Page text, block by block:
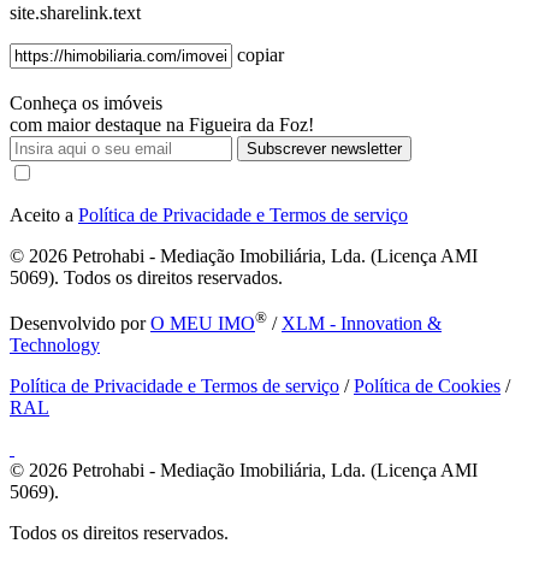
site.sharelink.text
copiar
Conheça os imóveis
com maior destaque na Figueira da Foz!
Subscrever newsletter
Aceito a Política de Privacidade e Termos de serviço
© 2026 Petrohabi - Mediação Imobiliária, Lda. (Licença AMI
5069). Todos os direitos reservados.
Desenvolvido porO MEU IMO® / XLM - Innovation &
Technology
Política de Privacidade e Termos de serviço /Política de Cookies /
RAL
© 2026 Petrohabi - Mediação Imobiliária, Lda. (Licença AMI
5069).
Todos os direitos reservados.